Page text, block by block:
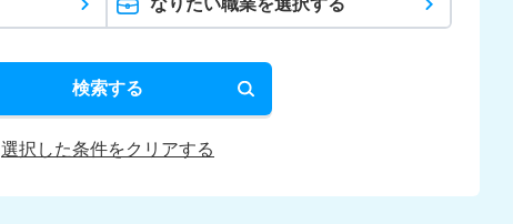
検索する
選択した条件をクリアする